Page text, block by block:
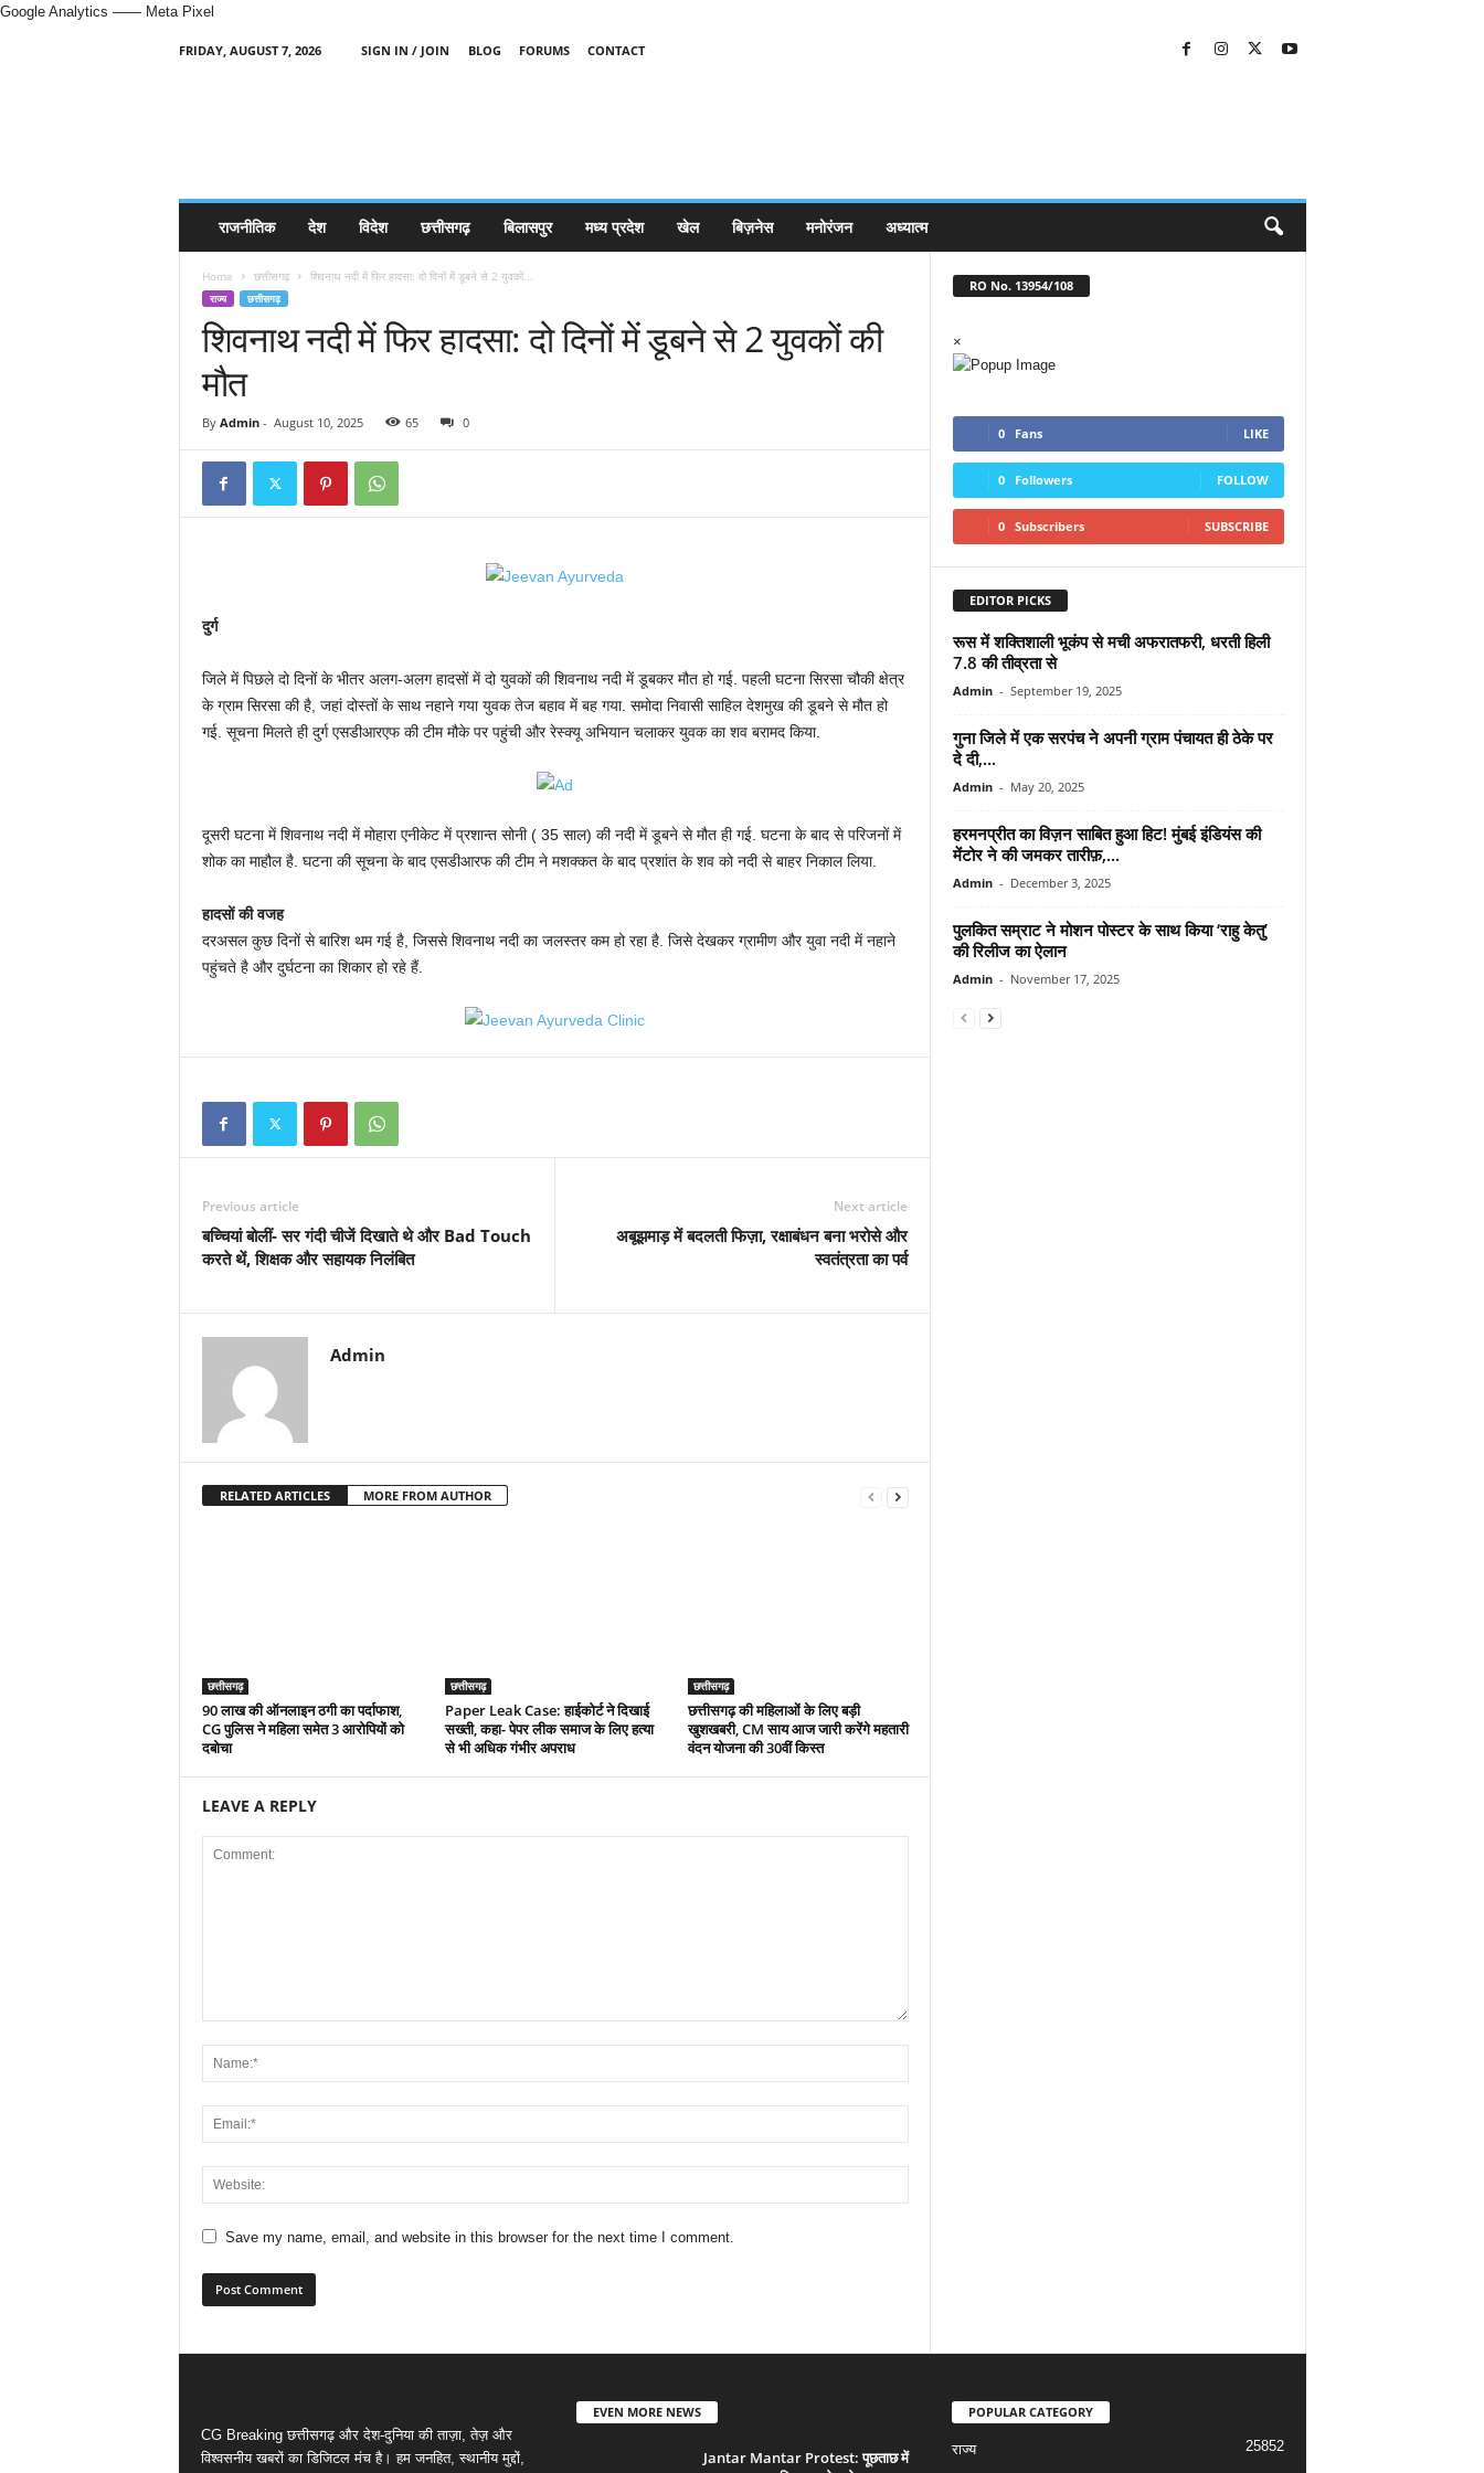
Google Analytics —— Meta Pixel
FRIDAY, AUGUST 7, 2026 SIGN IN / JOIN BLOG FORUMS
CONTACT
राजनीतिक देश विदेश छत्तीसगढ़ बिलासपुर मध्य प्रदेश खेल बिज़नेस मनोरंजन अध्यात्म
Home छत्तीसगढ़ शिवनाथ नदी में फिर हादसा: दो दिनों में डूबने से 2 युवकों...
राज्य छत्तीसगढ़
शिवनाथ नदी में फिर हादसा: दो दिनों में डूबने से 2 युवकों की
मौत
By Admin- August 10, 2025 65 0
दुर्ग
जिले में पिछले दो दिनों के भीतर अलग-अलग हादसों में दो युवकों की शिवनाथ नदी में डूबकर मौत हो गई. पहली घटना सिरसा चौकी क्षेत्र
के ग्राम सिरसा की है, जहां दोस्तों के साथ नहाने गया युवक तेज बहाव में बह गया. समोदा निवासी साहिल देशमुख की डूबने से मौत हो
गई. सूचना मिलते ही दुर्ग एसडीआरएफ की टीम मौके पर पहुंची और रेस्क्यू अभियान चलाकर युवक का शव बरामद किया.
दूसरी घटना में शिवनाथ नदी में मोहारा एनीकेट में प्रशान्त सोनी ( 35 साल) की नदी में डूबने से मौत ही गई. घटना के बाद से परिजनों में
शोक का माहौल है. घटना की सूचना के बाद एसडीआरफ की टीम ने मशक्कत के बाद प्रशांत के शव को नदी से बाहर निकाल लिया.
हादसों की वजह
दरअसल कुछ दिनों से बारिश थम गई है, जिससे शिवनाथ नदी का जलस्तर कम हो रहा है. जिसे देखकर ग्रामीण और युवा नदी में नहाने
पहुंचते है और दुर्घटना का शिकार हो रहे हैं.
Previous article
बच्चियां बोलीं- सर गंदी चीजें दिखाते थे और Bad Touch
करते थें, शिक्षक और सहायक निलंबित
Next article
अबूझमाड़ में बदलती फिज़ा, रक्षाबंधन बना भरोसे और
स्वतंत्रता का पर्व
Admin
RELATED ARTICLES MORE FROM AUTHOR
छत्तीसगढ़
90 लाख की ऑनलाइन ठगी का पर्दाफाश,
CG पुलिस ने महिला समेत 3 आरोपियों को
दबोचा
छत्तीसगढ़
Paper Leak Case: हाईकोर्ट ने दिखाई
सख्ती, कहा- पेपर लीक समाज के लिए हत्या
से भी अधिक गंभीर अपराध
छत्तीसगढ़
छत्तीसगढ़ की महिलाओं के लिए बड़ी
खुशखबरी, CM साय आज जारी करेंगे महतारी
वंदन योजना की 30वीं किस्त
LEAVE A REPLY
Save my name, email, and website in this browser for the next time I comment.
RO No. 13954/108
×
0 Fans LIKE
0 Followers FOLLOW
0 Subscribers SUBSCRIBE
EDITOR PICKS
रूस में शक्तिशाली भूकंप से मची अफरातफरी, धरती हिली
7.8 की तीव्रता से
Admin - September 19, 2025
गुना जिले में एक सरपंच ने अपनी ग्राम पंचायत ही ठेके पर
दे दी,...
Admin - May 20, 2025
हरमनप्रीत का विज़न साबित हुआ हिट! मुंबई इंडियंस की
मेंटोर ने की जमकर तारीफ़,...
Admin - December 3, 2025
पुलकित सम्राट ने मोशन पोस्टर के साथ किया ‘राहु केतु’
की रिलीज का ऐलान
Admin - November 17, 2025
CG Breaking छत्तीसगढ़ और देश-दुनिया की ताज़ा, तेज़ और
विश्वसनीय खबरों का डिजिटल मंच है। हम जनहित, स्थानीय मुद्दों,
EVEN MORE NEWS
Jantar Mantar Protest: पूछताछ में
POPULAR CATEGORY
राज्य
25852